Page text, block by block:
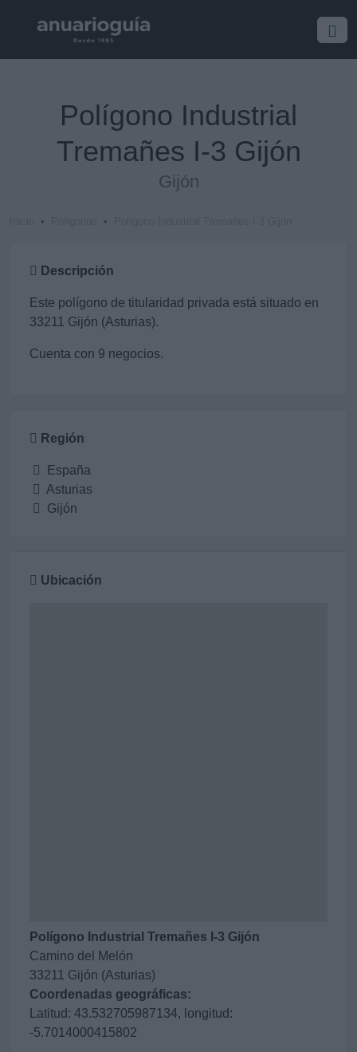
Polígono Industrial
Tremañes I-3 Gijón
Gijón
Descripción
Este polígono de titularidad privada está situado en
33211 Gijón (Asturias).
Cuenta con 9 negocios.
Región
España
Asturias
Gijón
Ubicación
Polígono Industrial Tremañes I-3 Gijón
Camino del Melón
33211 Gijón (Asturias)
Coordenadas geográficas:
Latitud: 43.532705987134, longitud:
-5.7014000415802